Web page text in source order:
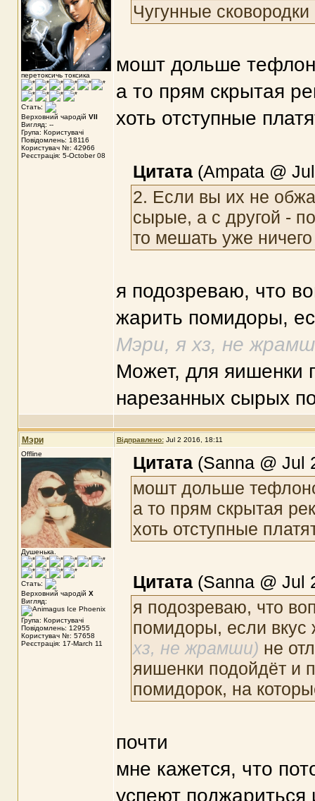
перетоксичь токсика
Стать:
Верховний чародій VII
Вигляд: --
Група: Користувачі
Повідомлень: 18116
Користувач №: 42966
Реєстрація: 5-October 08
Чугунные
мошт дольше
а то прям скрытая
хоть отступные
Цитата(Ampata @
2. Если вы их не
сырые, а с другой -
то мешать уже
я подозреваю, что
жарить помидоры,
Мэри, я хз, не
Может, для яишенки
нарезанных сырых
Мэри Відправлено: Jul 2 2016, 18:11
Offline
Душенька.
Стать:
Верховний чародій X
Вигляд:
Група: Користувачі
Повідомлень: 12955
Користувач №: 57658
Реєстрація: 17-March 11
Цитата(Sanna @ Jul
мошт дольше
а то прям скрытая
хоть отступные
Цитата(Sanna @ Jul
я подозреваю, что
помидоры, если
хз, не жрамши) не
яишенки подойдёт и
помидорок, на
почти
мне кажется, что
успеют поджариться